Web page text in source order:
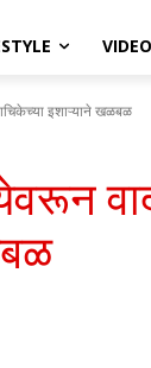
VIDEO
इशाऱ्याने खळबळ